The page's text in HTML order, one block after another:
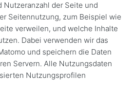
der Seite und
Seitennutzung, zum Beispiel wie
verweilen, und welche Inhalte
Dabei verwenden wir das
und speichern die Daten
Servern. Alle Nutzungsdaten
Nutzungsprofilen